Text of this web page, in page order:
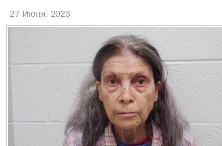
27 Июня, 2023